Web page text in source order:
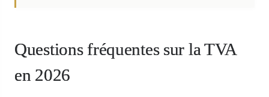
Questions fréquentes sur la TVA
en 2026